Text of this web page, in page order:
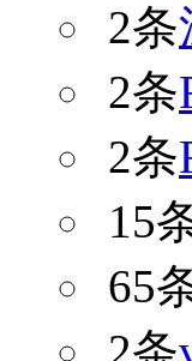
2条
2条
2条
15
65